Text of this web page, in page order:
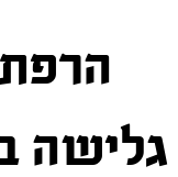
גלישה